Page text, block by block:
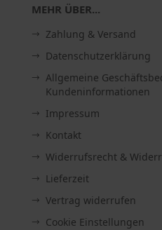
MEHR ÜBER...
Zahlung & Versand
Datenschutzerklärung
Allgemeine
Kundeninformationen
Impressum
Kontakt
Widerrufsrecht &
Lieferzeit
Vertrag widerrufen
Cookie Einstellungen